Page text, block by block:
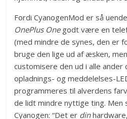
Fordi CyanogenMod er så
OnePlus Onegodt være en
(med mindre de synes, den er
bruge den lige ud af æsken,
customisere den ud i alle ander
opladnings- og meddelelses-
programmeres til alverdens
de lidt mindre nyttige ting. Men
Cyanogen: “Det er din